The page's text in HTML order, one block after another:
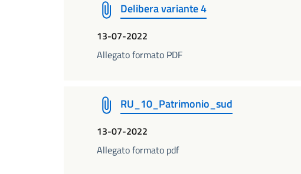
Delibera variante 4
13-07-2022
Allegato formato PDF
RU_10_Patrimonio_sud
13-07-2022
Allegato formato pdf